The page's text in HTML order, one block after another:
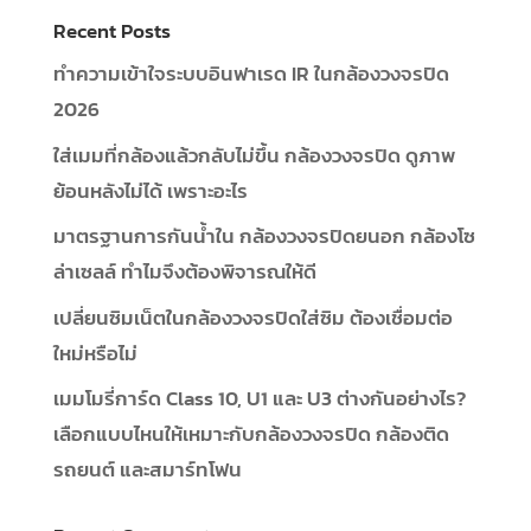
Recent Posts
ทำความเข้าใจระบบอินฟาเรด IR ในกล้องวงจรปิด
2026
ใส่เมมที่กล้องแล้วกลับไม่ขึ้น กล้องวงจรปิด ดูภาพ
ย้อนหลังไม่ได้ เพราะอะไร
มาตรฐานการกันน้ำใน กล้องวงจรปิดยนอก กล้องโซ
ล่าเซลล์ ทำไมจึงต้องพิจารณให้ดี
เปลี่ยนซิมเน็ตในกล้องวงจรปิดใส่ซิม ต้องเชื่อมต่อ
ใหม่หรือไม่
เมมโมรี่การ์ด Class 10, U1 และ U3 ต่างกันอย่างไร?
เลือกแบบไหนให้เหมาะกับกล้องวงจรปิด กล้องติด
รถยนต์ และสมาร์ทโฟน